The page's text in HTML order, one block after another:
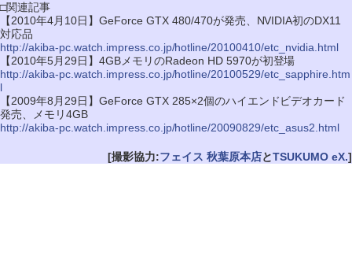
□関連記事
【2010年4月10日】GeForce GTX 480/470が発売、NVIDIA初のDX11
対応品
http://akiba-pc.watch.impress.co.jp/hotline/20100410/etc_nvidia.html
【2010年5月29日】4GBメモリのRadeon HD 5970が初登場
http://akiba-pc.watch.impress.co.jp/hotline/20100529/etc_sapphire.htm
l
【2009年8月29日】GeForce GTX 285×2個のハイエンドビデオカード
発売、メモリ4GB
http://akiba-pc.watch.impress.co.jp/hotline/20090829/etc_asus2.html
[撮影協力:フェイス 秋葉原本店とTSUKUMO eX.]